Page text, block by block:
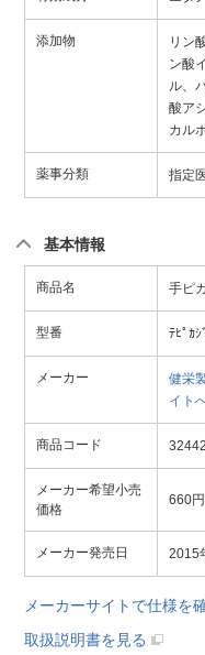
添加物
リン
ン酸
ル、
酸ア
カル
薬事分類 指定
基本情報
商品名 手ピ
型番 ﾃﾋﾟｶｼ
メーカー 健栄
イト
商品コード
メーカー希望小売
価格
660円
メーカー発売日 2015
メーカーサイトで仕様を
取扱説明書を見る